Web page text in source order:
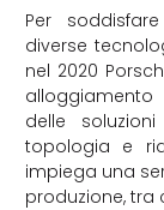
Per
diverse
nel 2020
delle
topologia e
impiega una
produzione, tra